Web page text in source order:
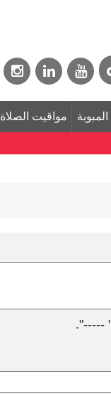
المبوبة مواقيت الصلاة
" -----".